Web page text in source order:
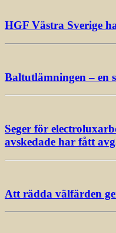
HGF Västra Sverige
Baltutlämningen – en
Seger för
avskedade har fått
Att rädda välfärden